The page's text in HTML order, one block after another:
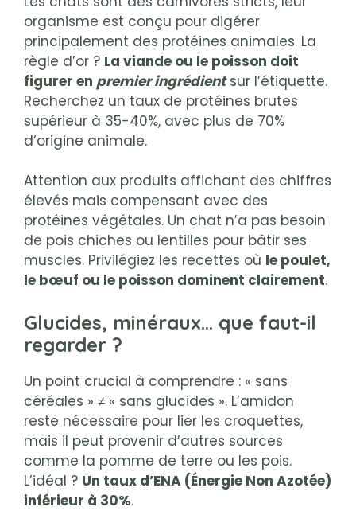
organisme est conçu pour digérer
principalement des protéines animales. La
règle d’or ? La viande ou le poisson doit
figurer en premier ingrédientsur l’étiquette.
Recherchez un taux de protéines brutes
supérieur à 35-40%, avec plus de 70%
d’origine animale.
Attention aux produits affichant des chiffres
élevés mais compensant avec des
protéines végétales. Un chat n’a pas besoin
de pois chiches ou lentilles pour bâtir ses
muscles. Privilégiez les recettes où le poulet,
le bœuf ou le poisson dominent clairement.
Glucides, minéraux… que faut-il
regarder ?
Un point crucial à comprendre : « sans
céréales » ≠ « sans glucides ». L’amidon
reste nécessaire pour lier les croquettes,
mais il peut provenir d’autres sources
comme la pomme de terre ou les pois.
L’idéal ? Un taux d’ENA (Énergie Non Azotée)
inférieur à 30%.